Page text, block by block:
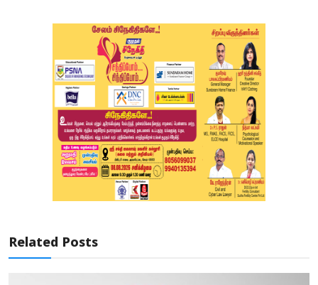
Related Posts